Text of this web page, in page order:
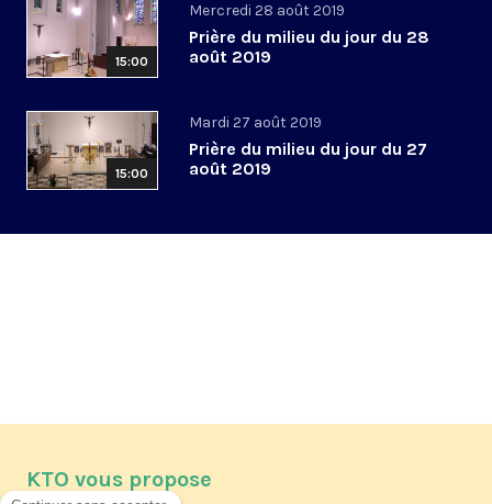
15:00
Mercredi 28 août 2019
Prière du milieu du jour du 28
août 2019
15:00
Mardi 27 août 2019
Prière du milieu du jour du 27
août 2019
KTO vous propose